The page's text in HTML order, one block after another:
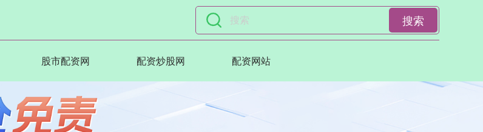
搜索
股市配资网 配资炒股网 配资网站